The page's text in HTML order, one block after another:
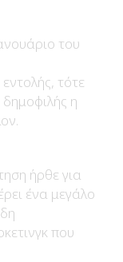
του
τότε
η
ήρθε για
ένα μεγάλο
που